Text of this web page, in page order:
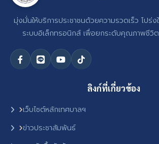
มุ่งมั่นให้บริการประชาชนด้วยความรวดเร็ว โปร่
ระบบอิเล็กทรอนิกส์ เพื่อยกระดับคุณภาพชีวิ
ลิงก์ที่เกี่ยวข้อง
เว็บไซต์หลักเทศบาลฯ
ข่าวประชาสัมพันธ์